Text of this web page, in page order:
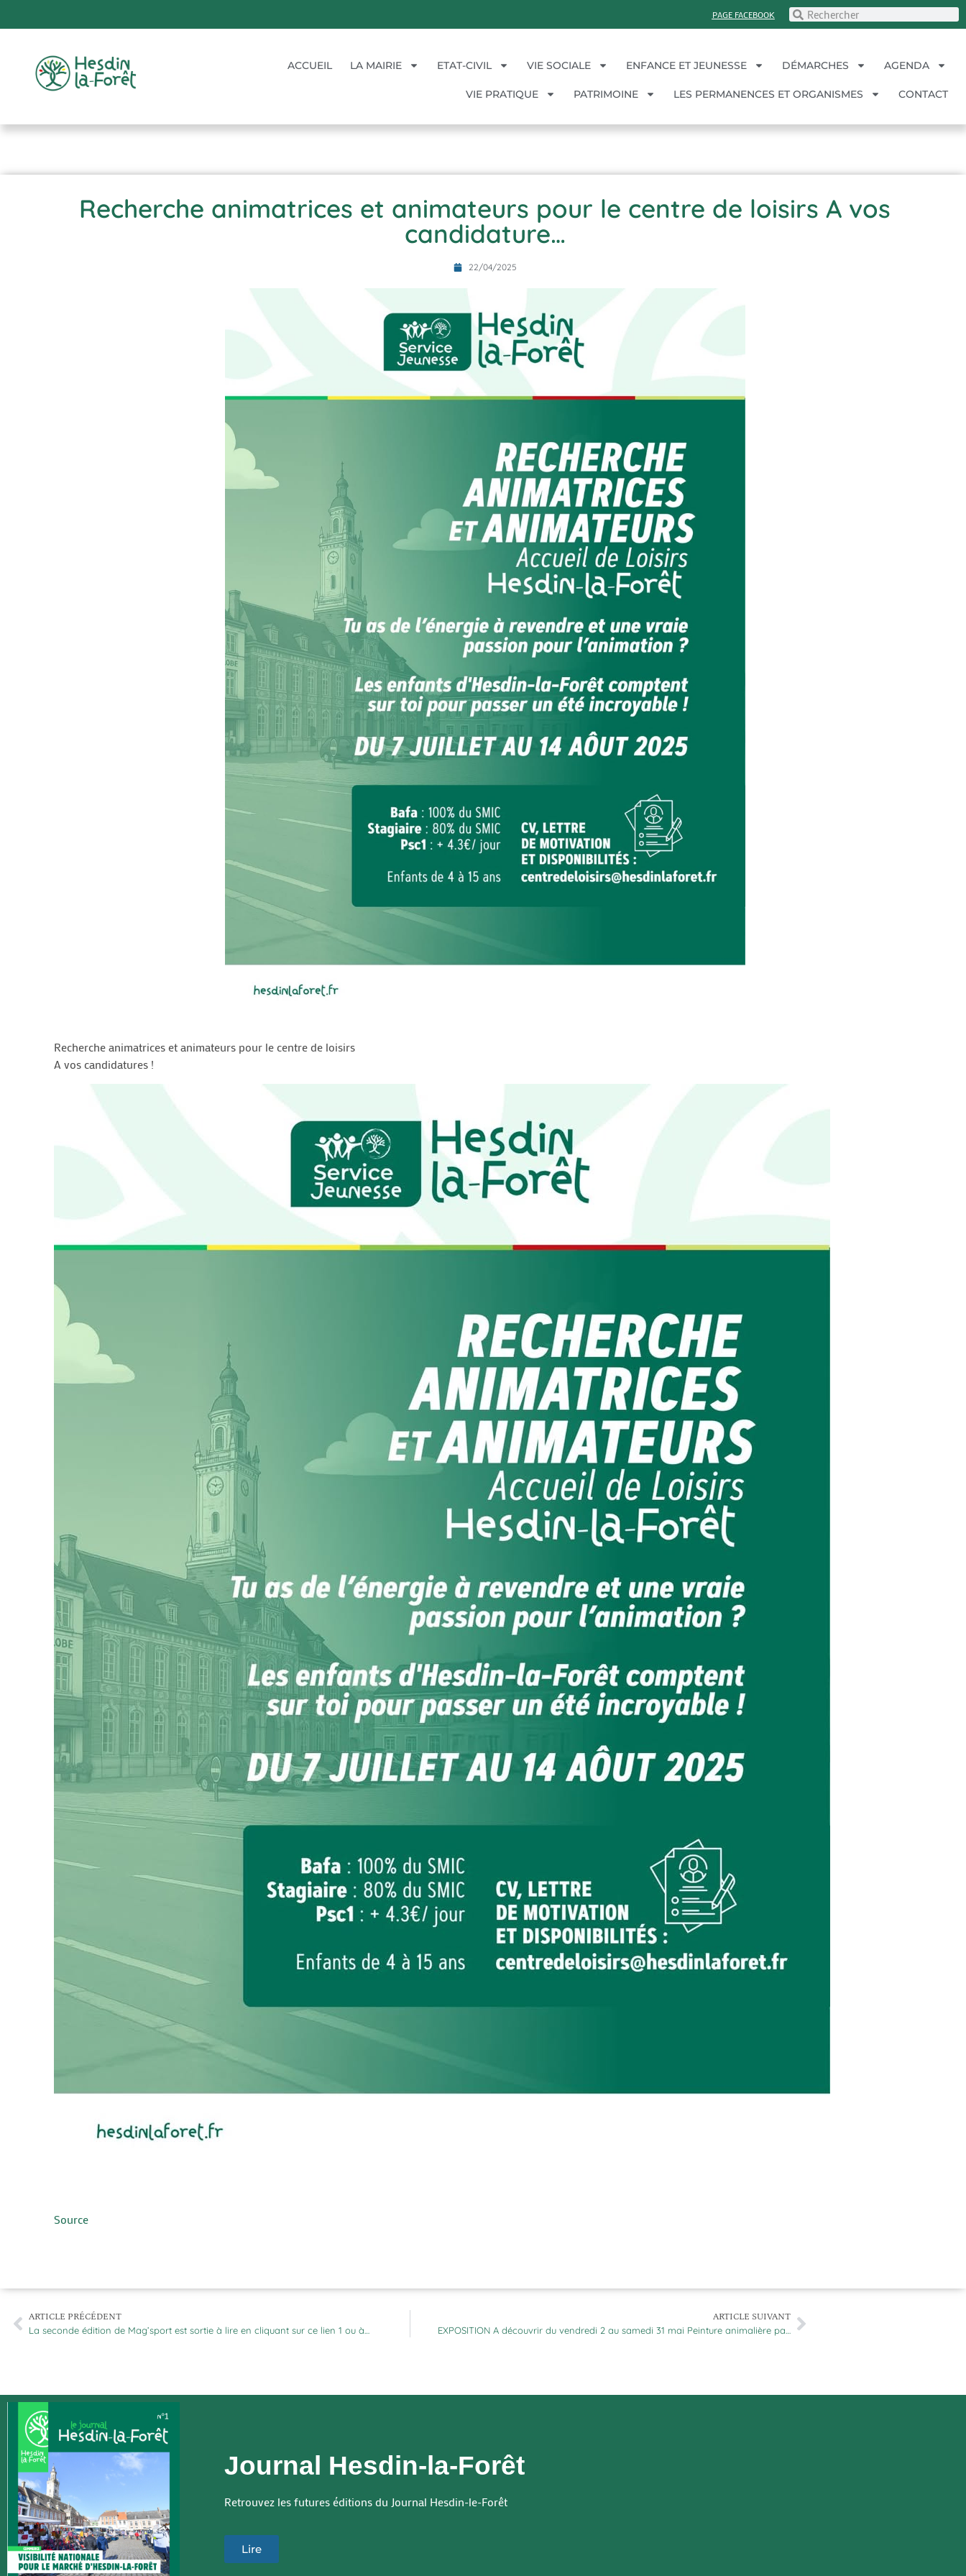
PAGE FACEBOOK
ACCUEIL LA MAIRIE ETAT-CIVIL VIE SOCIALE ENFANCE ET JEUNESSE DÉMARCHES AGENDA
VIE PRATIQUE PATRIMOINE LES PERMANENCES ET ORGANISMES CONTACT
Recherche animatrices et animateurs pour le centre de loisirs A vos
candidature…
22/04/2025
Recherche animatrices et animateurs pour le centre de loisirs
A vos candidatures !
Source
ARTICLE PRÉCÉDENT
La seconde édition de Mag’sport est sortie à lire en cliquant sur ce lien 1 ou à…
ARTICLE SUIVANT
EXPOSITION A découvrir du vendredi 2 au samedi 31 mai Peinture animalière pa…
Journal Hesdin-la-Forêt
Retrouvez les futures éditions du Journal Hesdin-le-Forêt
Lire